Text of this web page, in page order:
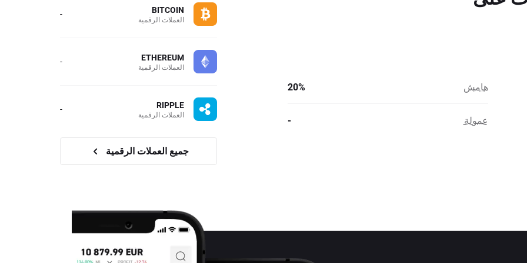
هامش 20%
عمولة -
BITCOIN
العملات الرقمية -
ETHEREUM
العملات الرقمية -
RIPPLE
العملات الرقمية -
جميع العملات الرقمية